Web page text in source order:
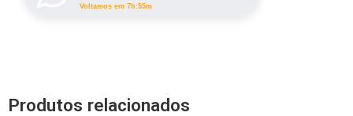
Voltamos em 7h:55m
Produtos relacionados